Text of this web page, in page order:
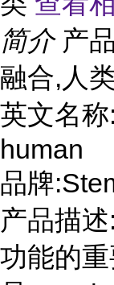
简介 产
融合,人
英文名
human
品牌
产品描
功能的